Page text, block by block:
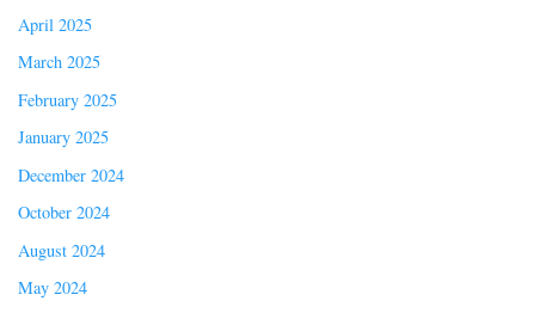
April 2025
March 2025
February 2025
January 2025
December 2024
October 2024
August 2024
May 2024